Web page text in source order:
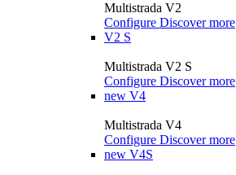
Multistrada V2
Configure Discover more
V2 S
Multistrada V2 S
Configure Discover more
new V4
Multistrada V4
Configure Discover more
new V4S